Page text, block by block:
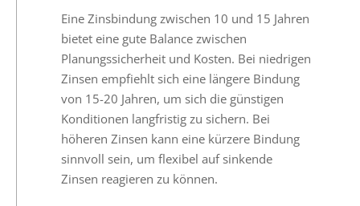
Eine Zinsbindung zwischen 10 und 15 Jahren
bietet eine gute Balance zwischen
Planungssicherheit und Kosten. Bei niedrigen
Zinsen empfiehlt sich eine längere Bindung
von 15-20 Jahren, um sich die günstigen
Konditionen langfristig zu sichern. Bei
höheren Zinsen kann eine kürzere Bindung
sinnvoll sein, um flexibel auf sinkende
Zinsen reagieren zu können.